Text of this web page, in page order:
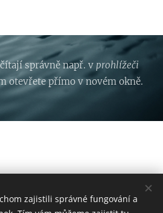
správně např. v prohlížeči
otevřete přímo v novém okně.
zajistili správné fungování a